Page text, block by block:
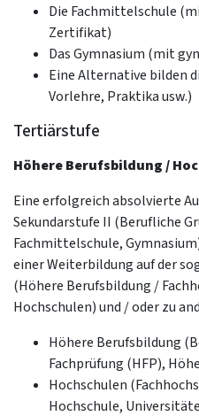
Die Fachmittelschule
Zertifikat)
Das Gymnasium (mit
Eine Alternative bilden
Vorlehre, Praktika usw.)
Tertiärstufe
Höhere Berufsbildung /
Eine erfolgreich absolvierte
Sekundarstufe II (Berufliche
Fachmittelschule,
einer Weiterbildung auf der
(Höhere Berufsbildung /
Hochschulen) und / oder zu
Höhere Berufsbildung
Fachprüfung (HFP),
Hochschulen
Hochschule,